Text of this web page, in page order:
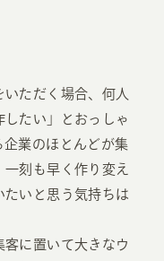
ただく場合、何人
たい」とおっしゃ
企業のほとんどが集
刻も早く作り変え
たいと思う気持ちは
客に置いて大きなウ